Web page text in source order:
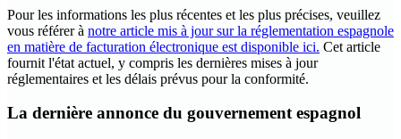
Pour les informations les plus récentes et les plus précises, veuillez
vous référer à notre article mis à jour sur la réglementation espagnole
en matière de facturation électronique est disponible ici. Cet article
fournit l'état actuel, y compris les dernières mises à jour
réglementaires et les délais prévus pour la conformité.
La dernière annonce du gouvernement espagnol